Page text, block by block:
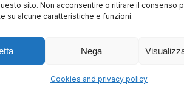
sito. Non acconsentire o ritirare il consenso
su alcune caratteristiche e funzioni.
Nega
Cookies and privacy policy
Leggi tutto
Arbitrato amministrato
Arbitrato internazionale